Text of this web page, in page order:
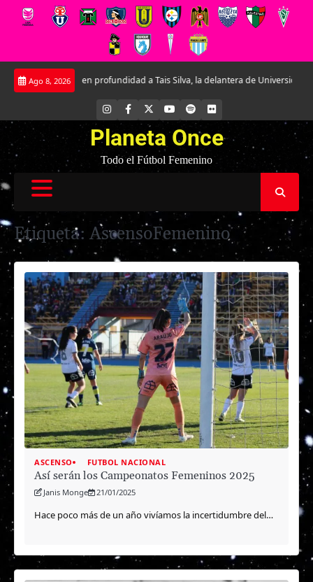
Saltar
Ago 8, 2026
en profundidad a Tais Silva, la delantera de Universidad Católica.
INSTAGRAM
FACEBOOK YOUTUBE
SPOTIFYFLICKR
Planeta Once
Todo el Fútbol Femenino
Etiqueta: AscensoFemenino
ASCENSO FUTBOL NACIONAL
Así serán los Campeonatos Femeninos 2025
Janis Monge 21/01/2025
Hace poco más de un año vivíamos la incertidumbre del…